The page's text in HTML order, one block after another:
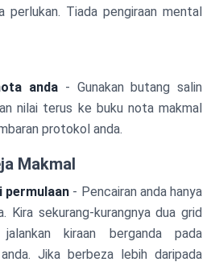
perlukan. Tiada pengiraan mental
anda - Gunakan butang salin
nilai terus ke buku nota makmal
protokol anda.
Makmal
permulaan - Pencairan anda hanya
Kira sekurang-kurangnya dua grid
kiraan berganda pada
Jika berbeza lebih daripada